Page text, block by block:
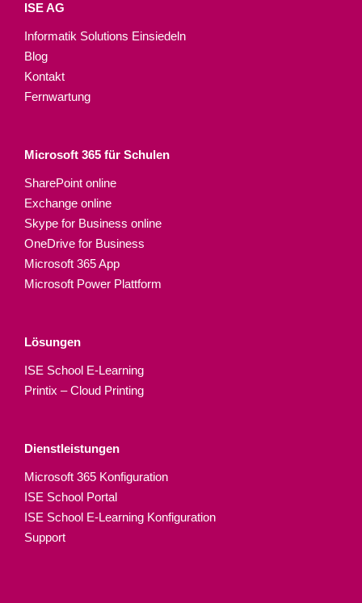
ISE AG
Informatik Solutions Einsiedeln
Blog
Kontakt
Fernwartung
Microsoft 365 für Schulen​
SharePoint online
Exchange online
Skype for Business online
OneDrive for Business
Microsoft 365 App
Microsoft Power Plattform
Lösungen
ISE School E-Learning
Printix – Cloud Printing
Dienstleistungen
Microsoft 365 Konfiguration
ISE School Portal
ISE School E-Learning Konfiguration
Support